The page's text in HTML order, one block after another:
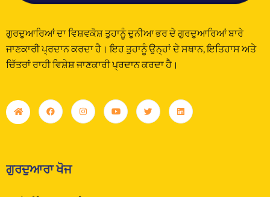
ਗੁਰਦੁਆਰਿਆਂ ਦਾ ਵਿਸ਼ਵਕੋਸ਼ ਤੁਹਾਨੂੰ ਦੁਨੀਆ ਭਰ ਦੇ ਗੁਰਦੁਆਰਿਆਂ ਬਾਰੇ
ਜਾਣਕਾਰੀ ਪ੍ਰਦਾਨ ਕਰਦਾ ਹੈ। ਇਹ ਤੁਹਾਨੂੰ ਉਨ੍ਹਾਂ ਦੇ ਸਥਾਨ, ਇਤਿਹਾਸ ਅਤੇ
ਚਿੱਤਰਾਂ ਰਾਹੀ ਵਿਸ਼ੇਸ਼ ਜਾਣਕਾਰੀ ਪ੍ਰਦਾਨ ਕਰਦਾ ਹੈ।
ਗੁਰਦੁਆਰਾ ਖੋਜ